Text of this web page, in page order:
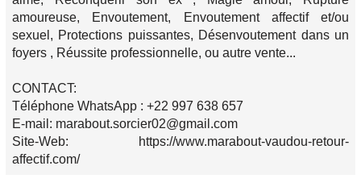
amoureuse, Envoutement, Envoutement affectif et/ou
sexuel, Protections puissantes, Désenvoutement dans un
foyers , Réussite professionnelle, ou autre vente...
CONTACT:
Téléphone WhatsApp : +22 997 638 657
E-mail: marabout.sorcier02@gmail.com
Site-Web: https://www.marabout-vaudou-retour-
affectif.com/